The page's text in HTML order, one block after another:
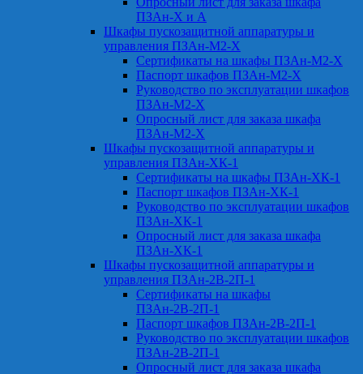
ПЗАн-Х и А
Шкафы пускозащитной аппаратуры и
управления ПЗАн-М2-Х
Сертификаты на шкафы ПЗАн-М2-Х
Паспорт шкафов ПЗАн-М2-Х
Руководство по эксплуатации шкафов
ПЗАн-М2-Х
Опросный лист для заказа шкафа
ПЗАн-М2-Х
Шкафы пускозащитной аппаратуры и
управления ПЗАн-ХК-1
Сертификаты на шкафы ПЗАн-ХК-1
Паспорт шкафов ПЗАн-ХК-1
Руководство по эксплуатации шкафов
ПЗАн-ХК-1
Опросный лист для заказа шкафа
ПЗАн-ХК-1
Шкафы пускозащитной аппаратуры и
управления ПЗАн-2В-2П-1
Сертификаты на шкафы
ПЗАн-2В-2П-1
Паспорт шкафов ПЗАн-2В-2П-1
Руководство по эксплуатации шкафов
ПЗАн-2В-2П-1
Опросный лист для заказа шкафа